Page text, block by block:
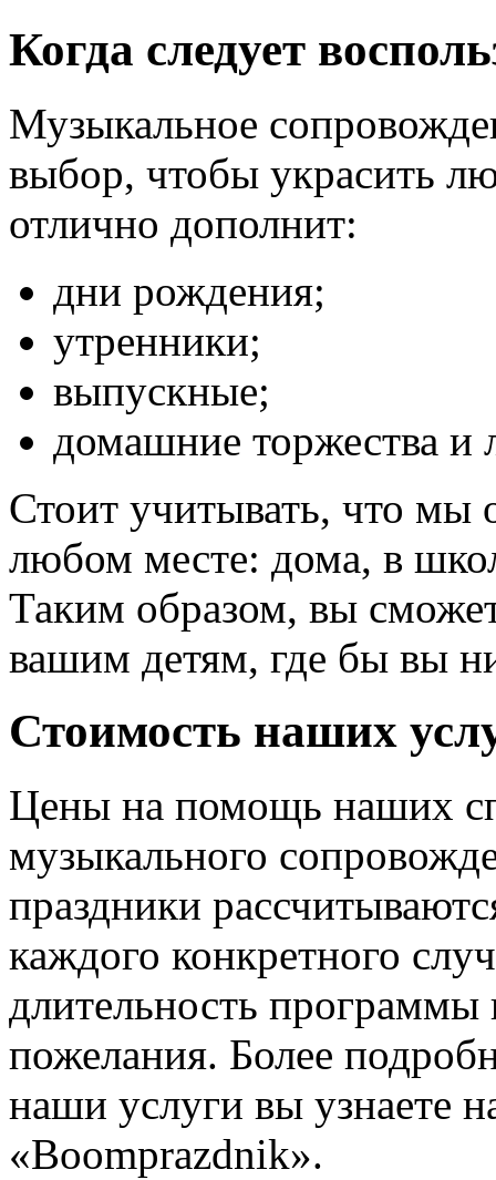
Когда следует
Музыкальное
выбор, чтобы украсить
отлично дополнит:
дни рождения;
утренники;
выпускные;
домашние торжества и
Стоит учитывать, что мы
любом месте: дома, в
Таким образом, вы
вашим детям, где бы вы
Стоимость наших
Цены на помощь наших
музыкального
праздники
каждого конкретного
длительность
пожелания. Более
наши услуги вы узнаете
«Boomprazdnik».